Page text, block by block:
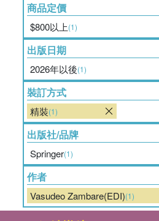
商品定價
$800以上(1)
出版日期
2026年以後(1)
裝訂方式
精裝(1)
出版社/品牌
Springer(1)
作者
Vasudeo Zambare(EDI)(1)